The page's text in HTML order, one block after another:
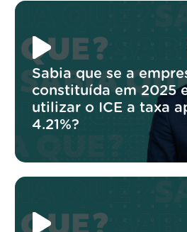
Sabia que se a
constituída em 2025
utilizar o ICE a taxa
4.21%?